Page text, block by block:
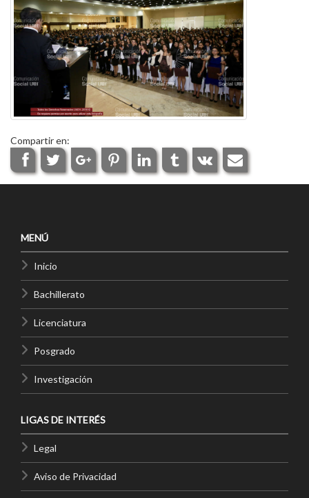
Compartir en:
MENÚ
Inicio
Bachillerato
Licenciatura
Posgrado
Investigación
LIGAS DE INTERÉS
Legal
Aviso de Privacidad